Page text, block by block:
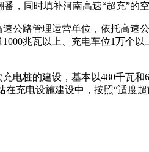
，同时填补河南高速“超充”的空
公路管理运营单位，依托高速
兆瓦以上、充电车位1万个以
电桩的建设，基本以480千瓦和
在充电设施建设中，按照“适度